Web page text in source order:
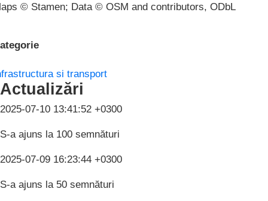
© Stamen; Data © OSM and contributors, ODbL
si transport
Actualizări
2025-07-10 13:41:52 +0300
S-a ajuns la 100 semnături
2025-07-09 16:23:44 +0300
S-a ajuns la 50 semnături